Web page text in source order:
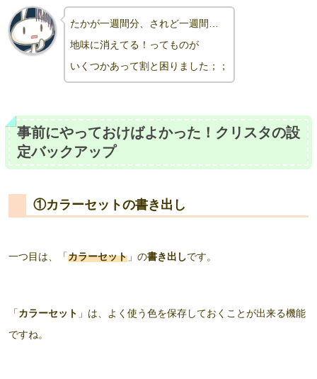
たかが一週間分、されど一週間…
地味に消えてる！ってものが
いくつかあって割と困りました；；
事前にやっておけばよかった！クリスタの設
定バックアップ
①カラーセットの書き出し
一つ目は、「カラーセット 」の書き出しです。
「カラーセット 」は、よく使う色を保存しておくことが出来る機能
ですね。